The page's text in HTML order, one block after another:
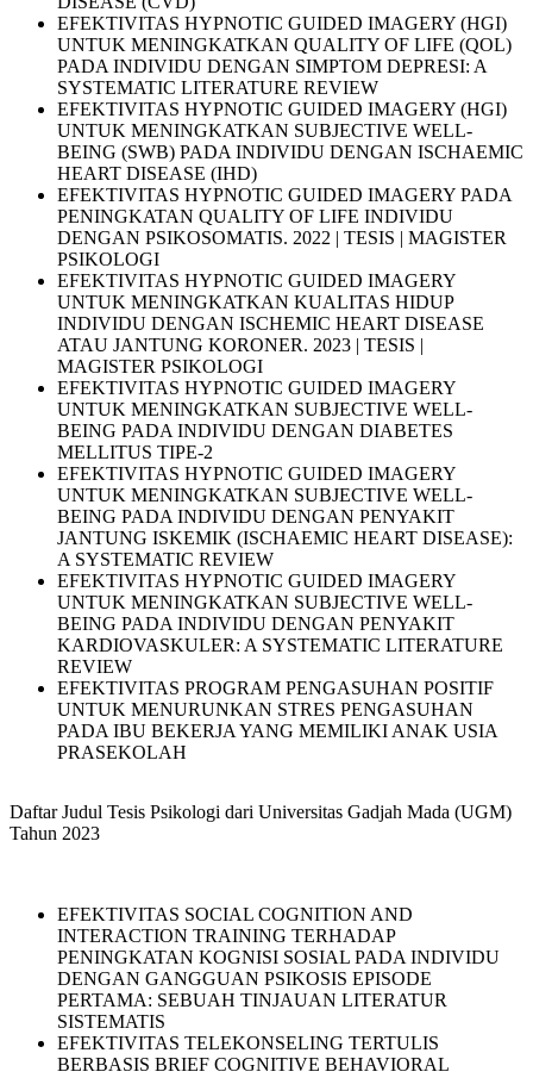
EFEKTIVITAS HYPNOTIC GUIDED IMAGERY (HGI)
UNTUK MENINGKATKAN QUALITY OF LIFE (QOL)
PADA INDIVIDU DENGAN SIMPTOM DEPRESI: A
SYSTEMATIC LITERATURE REVIEW
EFEKTIVITAS HYPNOTIC GUIDED IMAGERY (HGI)
UNTUK MENINGKATKAN SUBJECTIVE WELL-
BEING (SWB) PADA INDIVIDU DENGAN ISCHAEMIC
HEART DISEASE (IHD)
EFEKTIVITAS HYPNOTIC GUIDED IMAGERY PADA
PENINGKATAN QUALITY OF LIFE INDIVIDU
DENGAN PSIKOSOMATIS. 2022 | TESIS | MAGISTER
PSIKOLOGI
EFEKTIVITAS HYPNOTIC GUIDED IMAGERY
UNTUK MENINGKATKAN KUALITAS HIDUP
INDIVIDU DENGAN ISCHEMIC HEART DISEASE
ATAU JANTUNG KORONER. 2023 | TESIS |
MAGISTER PSIKOLOGI
EFEKTIVITAS HYPNOTIC GUIDED IMAGERY
UNTUK MENINGKATKAN SUBJECTIVE WELL-
BEING PADA INDIVIDU DENGAN DIABETES
MELLITUS TIPE-2
EFEKTIVITAS HYPNOTIC GUIDED IMAGERY
UNTUK MENINGKATKAN SUBJECTIVE WELL-
BEING PADA INDIVIDU DENGAN PENYAKIT
JANTUNG ISKEMIK (ISCHAEMIC HEART DISEASE):
A SYSTEMATIC REVIEW
EFEKTIVITAS HYPNOTIC GUIDED IMAGERY
UNTUK MENINGKATKAN SUBJECTIVE WELL-
BEING PADA INDIVIDU DENGAN PENYAKIT
KARDIOVASKULER: A SYSTEMATIC LITERATURE
REVIEW
EFEKTIVITAS PROGRAM PENGASUHAN POSITIF
UNTUK MENURUNKAN STRES PENGASUHAN
PADA IBU BEKERJA YANG MEMILIKI ANAK USIA
PRASEKOLAH
Daftar Judul Tesis Psikologi dari Universitas Gadjah Mada (UGM)
Tahun 2023
EFEKTIVITAS SOCIAL COGNITION AND
INTERACTION TRAINING TERHADAP
PENINGKATAN KOGNISI SOSIAL PADA INDIVIDU
DENGAN GANGGUAN PSIKOSIS EPISODE
PERTAMA: SEBUAH TINJAUAN LITERATUR
SISTEMATIS
EFEKTIVITAS TELEKONSELING TERTULIS
BERBASIS BRIEF COGNITIVE BEHAVIORAL